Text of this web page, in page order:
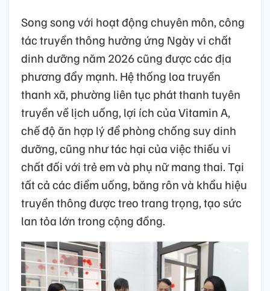
Song song với hoạt động chuyên môn, công
tác truyền thông hưởng ứng Ngày vi chất
dinh dưỡng năm 2026 cũng được các địa
phương đẩy mạnh. Hệ thống loa truyền
thanh xã, phường liên tục phát thanh tuyên
truyền về lịch uống, lợi ích của Vitamin A,
chế độ ăn hợp lý để phòng chống suy dinh
dưỡng, cũng như tác hại của việc thiếu vi
chất đối với trẻ em và phụ nữ mang thai. Tại
tất cả các điểm uống, băng rôn và khẩu hiệu
truyền thông được treo trang trọng, tạo sức
lan tỏa lớn trong cộng đồng.